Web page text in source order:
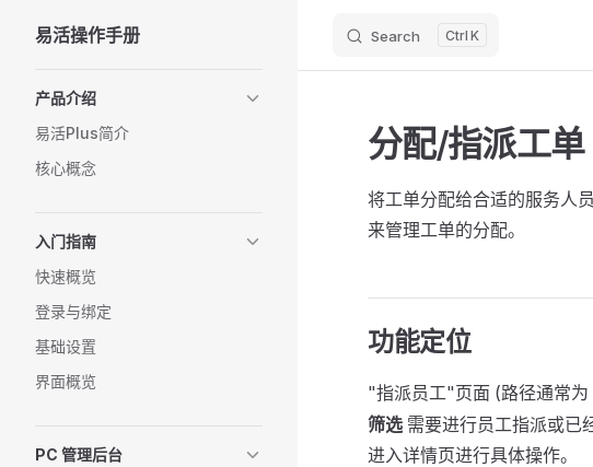
Skip to content
易活操作手册 Search K
产品介绍
易活Plus简介
核心概念
入门指南
快速概览
登录与绑定
基础设置
界面概览
PC 管理后台
分配/指派工单
将工单分配给合适的服务人
来管理工单的分配。
功能定位
"指派员工"页面 (路径通常为
筛选 需要进行员工指派或已
进入详情页进行具体操作。